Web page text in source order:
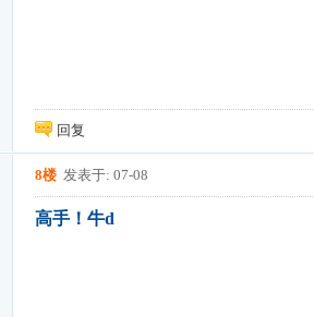
回复
8楼 发表于: 07-08
高手！牛d